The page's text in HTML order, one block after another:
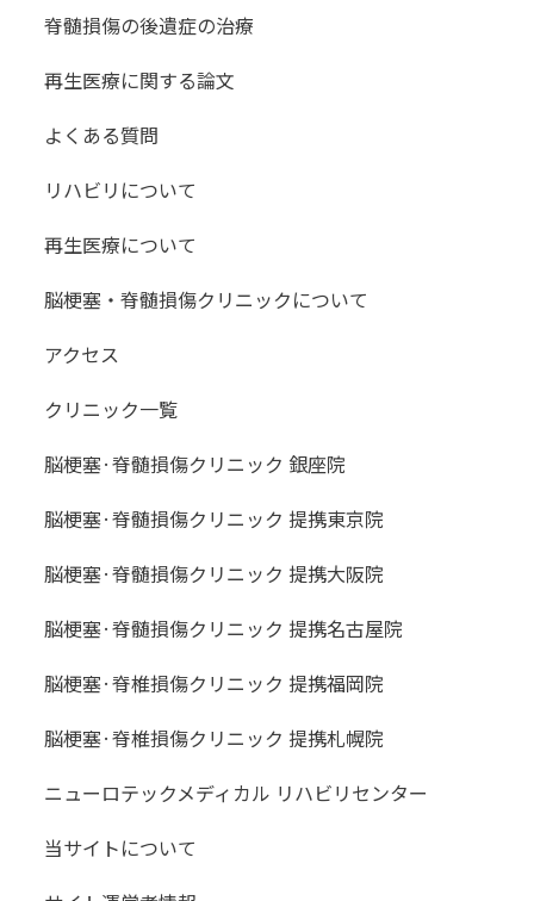
リニックは、個人データの取扱いに関
とともに、個人データの取扱いを委託
適切に管理するよう監督します。
る場合
人情報の公開、修正、追加または削
す。具体的な手続きについては下記の
問い合わせ先までご連絡ください。た
の要請に応じられないことがありま
脊髄損傷の後遺症の治療
再生医療に関する論文
よくある質問
リハビリについて
再生医療について
脳梗塞・脊髄損傷クリニックについて
アクセス
クリニック一覧
脳梗塞·脊髄損傷クリニック 銀座院
脳梗塞·脊髄損傷クリニック 提携東京院
脳梗塞·脊髄損傷クリニック 提携大阪院
脳梗塞·脊髄損傷クリニック 提携名古屋院
脳梗塞·脊椎損傷クリニック 提携福岡院
脳梗塞·脊椎損傷クリニック 提携札幌院
ニューロテックメディカル リハビリセンター
当サイトについて